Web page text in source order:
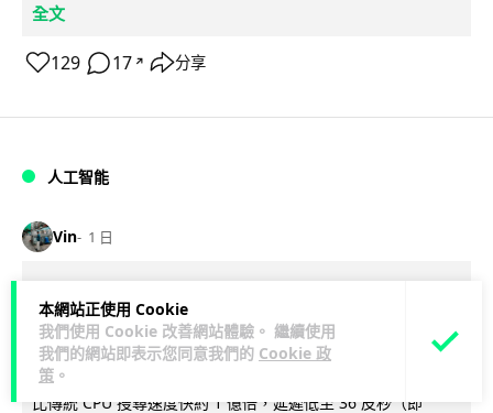
本網站正使用 Cookie
我們使用 Cookie 改善網站體驗。 繼續使用
我們的網站即表示您同意我們的 Cookie 政
策 。
全文
129 17 ↗ 分享
人工智能
Vin 1 日
港大研原子級新晶片 AI 搜尋速度提升
一億倍 手機人臉識別免上雲端
香港大學團隊成功研發原子級厚度的「模擬存內搜尋」晶片，
比傳統 CPU 搜尋速度快約 1 億倍，延遲低至 36 皮秒（即